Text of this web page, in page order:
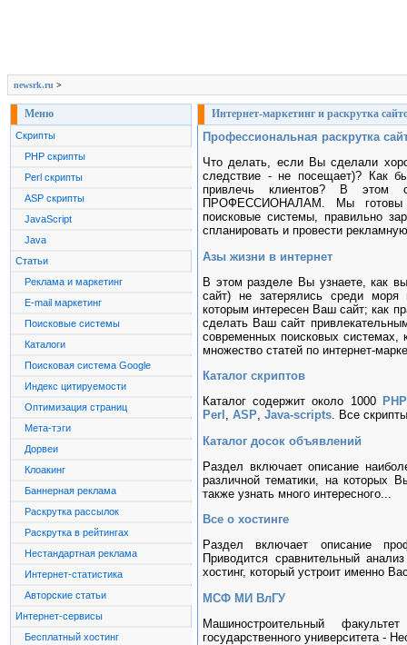
newsrk.ru >
Меню
Скрипты
PHP скрипты
Perl скрипты
ASP скрипты
JavaScript
Java
Статьи
Реклама и маркетинг
E-mail маркетинг
Поисковые системы
Каталоги
Поисковая система Google
Индекс цитируемости
Оптимизация страниц
Мета-тэги
Дорвеи
Клоакинг
Баннерная реклама
Раскрутка рассылок
Раскрутка в рейтингах
Нестандартная реклама
Интернет-статистика
Авторские статьи
Интернет-сервисы
Бесплатный хостинг
Интернет-маркетинг и раскрутка
Профессиональная раскрутка
Что делать, если Вы сделали
следствие - не посещает)? Как
привлечь клиентов? В этом
ПРОФЕССИОНАЛАМ. Мы готовы
поисковые системы, правильно
спланировать и провести
Азы жизни в интернет
В этом разделе Вы узнаете, как
сайт) не затерялись среди моря
которым интересен Ваш сайт; как
сделать Ваш сайт
современных поисковых системах,
множество статей по интернет-
Каталог скриптов
Каталог содержит около 1000 PHP
Perl , ASP, Java-scripts. Все
Каталог досок объявлений
Раздел включает описание
различной тематики, на которых
также узнать много интересного...
Все о хостинге
Раздел включает описание
Приводится сравнительный
хостинг, который устроит именно
МСФ МИ ВлГУ
Машиностроительный
государственного университета -